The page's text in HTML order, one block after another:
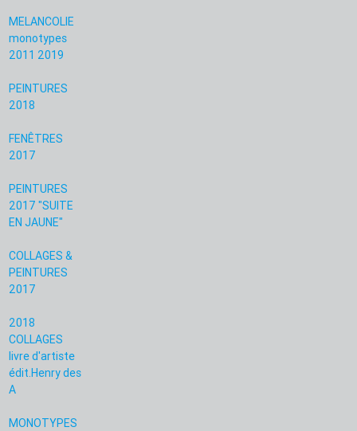
MELANCOLIE
monotypes
2011 2019
PEINTURES
2018
FENÊTRES
2017
PEINTURES
2017 "SUITE
EN JAUNE"
COLLAGES &
PEINTURES
2017
2018
COLLAGES
livre d'artiste
édit.Henry des
A
MONOTYPES